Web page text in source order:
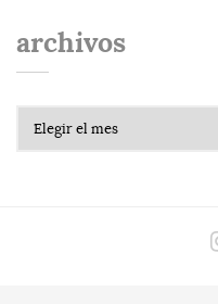
archivos